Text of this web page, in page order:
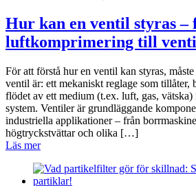
Hur kan en ventil styras –
luftkomprimering till
För att förstå hur en ventil kan styras,
ventil är: ett mekaniskt reglage som tillåter,
flödet av ett medium (t.ex. luft, gas, vätska)
system. Ventiler är grundläggande
industriella applikationer – från
högtryckstvättar och olika […]
Läs mer